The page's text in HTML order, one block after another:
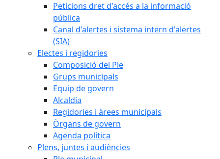
Peticions dret d'accés a la informació
pública
Canal d'alertes i sistema intern d'alertes
(SIA)
Electes i regidories
Composició del Ple
Grups municipals
Equip de govern
Alcaldia
Regidories i àrees municipals
Òrgans de govern
Agenda política
Plens, juntes i audiències